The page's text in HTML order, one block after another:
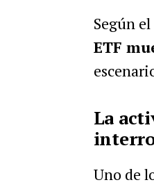
Según
ETF
La
Uno de